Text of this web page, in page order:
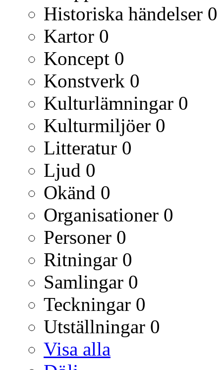
Historiska händelser 0
Kartor 0
Koncept 0
Konstverk 0
Kulturlämningar 0
Kulturmiljöer 0
Litteratur 0
Ljud 0
Okänd 0
Organisationer 0
Personer 0
Ritningar 0
Samlingar 0
Teckningar 0
Utställningar 0
Visa alla